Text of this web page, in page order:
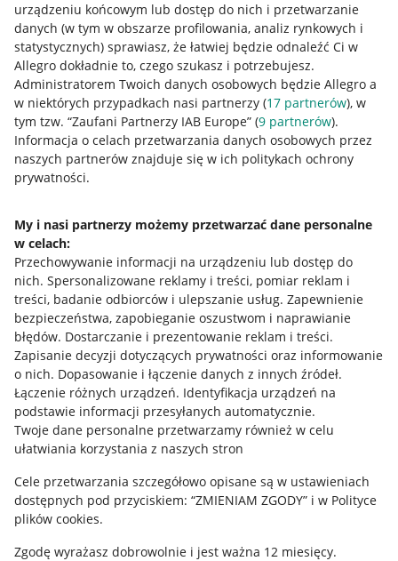
urządzeniu końcowym lub dostęp do nich i przetwarzanie
danych (w tym w obszarze profilowania, analiz rynkowych i
statystycznych) sprawiasz, że łatwiej będzie odnaleźć Ci w
Allegro dokładnie to, czego szukasz i potrzebujesz.
Administratorem Twoich danych osobowych będzie Allegro a
w niektórych przypadkach nasi partnerzy (17 partnerów), w
tym tzw. “Zaufani Partnerzy IAB Europe” (9 partnerów).
Informacja o celach przetwarzania danych osobowych przez
naszych partnerów znajduje się w ich politykach ochrony
prywatności.
My i nasi partnerzy możemy przetwarzać dane personalne
w celach:
Przechowywanie informacji na urządzeniu lub dostęp do
nich. Spersonalizowane reklamy i treści, pomiar reklam i
treści, badanie odbiorców i ulepszanie usług. Zapewnienie
bezpieczeństwa, zapobieganie oszustwom i naprawianie
błędów. Dostarczanie i prezentowanie reklam i treści.
Zapisanie decyzji dotyczących prywatności oraz informowanie
o nich. Dopasowanie i łączenie danych z innych źródeł.
Łączenie różnych urządzeń. Identyfikacja urządzeń na
podstawie informacji przesyłanych automatycznie.
Twoje dane personalne przetwarzamy również w celu
ułatwiania korzystania z naszych stron
Cele przetwarzania szczegółowo opisane są w ustawieniach
dostępnych pod przyciskiem: “ZMIENIAM ZGODY” i w Polityce
plików cookies.
Zgodę wyrażasz dobrowolnie i jest ważna 12 miesięcy.
Przydatne informacje
Jak to działa
Allegro Gadane dla sprzedających
Allegro Gadane dla kupujących
Mapa miejscowości
Informacje prawne
Regulamin
Polityka plików "cookies"
Ustawienia plików "cookies"
Udostępnianie lokalizacji
Informacje dla Aktu o Usługach Cyfrowych
Pobierz aplikację